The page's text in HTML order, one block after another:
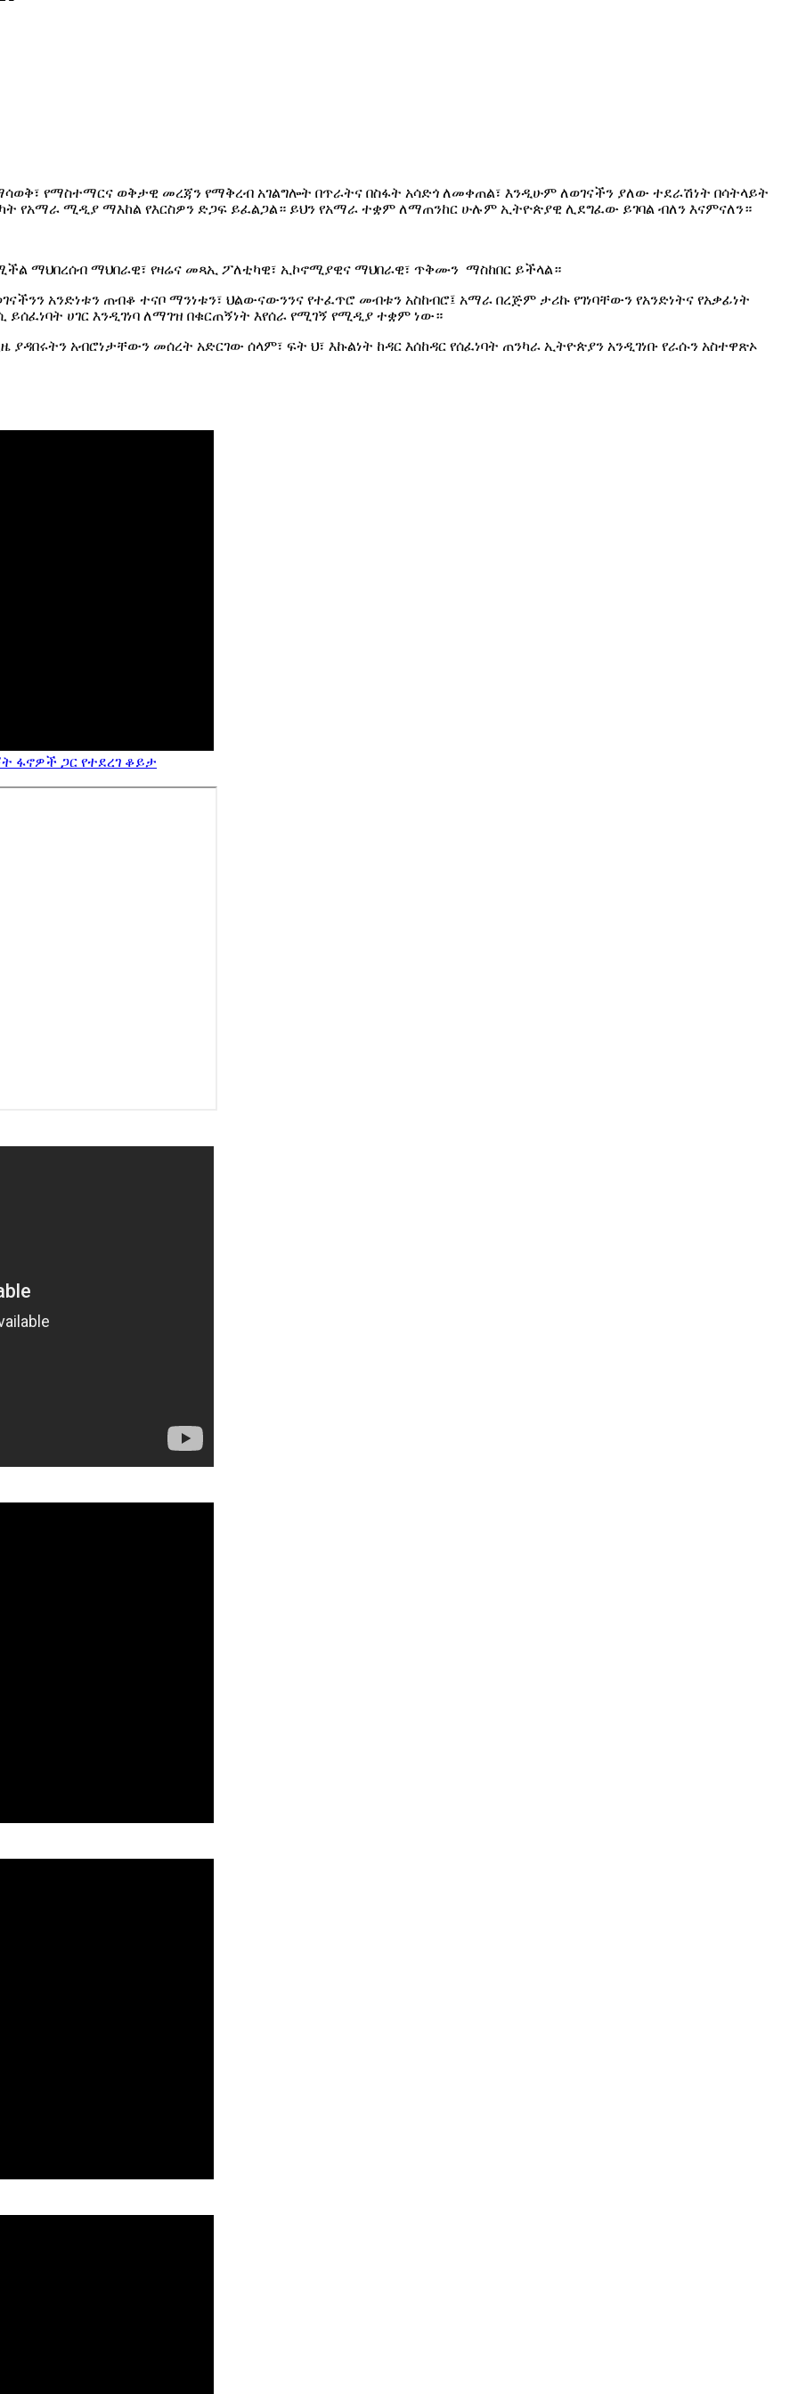
የማስተማርና ወቅታዊ መረጃን የማቅረብ አገልግሎት በጥራትና በስፋት አሳድጎ ለመቀጠል፣ እንዲሁም ለወገናችን ያለው ተደራሽነት በሳትላይት
የአማራ ሚዲያ ማእከል የእርስዎን ድጋፍ ይፈልጋል። ይህን የአማራ ተቋም ለማጠንከር ሁሉም ኢትዮጵያዊ ሊደግፈው ይገባል ብለን እናምናለን።
ማህበረሰብ ማህበራዊ፣ የዛሬና መጻኢ ፖለቲካዊ፣ ኢኮኖሚያዊና ማህበራዊ፣ ጥቅሙን ማስከበር ይችላል።
አንድነቱን ጠብቆ ተናቦ ማንነቱን፣ ህልውናውንንና የተፈጥሮ መብቱን አስከብሮ፤ አማራ በረጅም ታሪኩ የገነባቸውን የአንድነትና የአቃፊነት
ሀገር እንዲገነባ ለማገዝ በቁርጠኝነት እየሰራ የሚገኝ የሚዲያ ተቋም ነው።
አብሮነታቸውን መሰረት አድርገው ሰላም፣ ፍት ህ፣ እኩልነት ከዳር እሰከዳር የሰፈነባት ጠንካራ ኢትዮጵያን አንዲገነቡ የራሱን አስተዋጽኦ
ፋኖዎች ጋር የተደረገ ቆይታ